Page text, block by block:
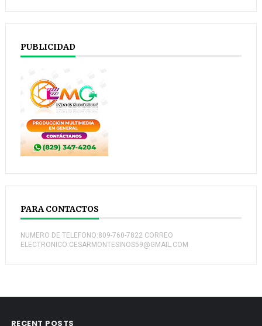
PUBLICIDAD
PARA CONTACTOS
NUMERO DE TELEFONO:809-760-7822 CORREO
ELECTRONICO:CESARMONTESINOS59@GMAIL.COM
RECENT POSTS